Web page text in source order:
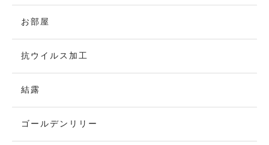
お部屋
抗ウイルス加工
結露
ゴールデンリリー